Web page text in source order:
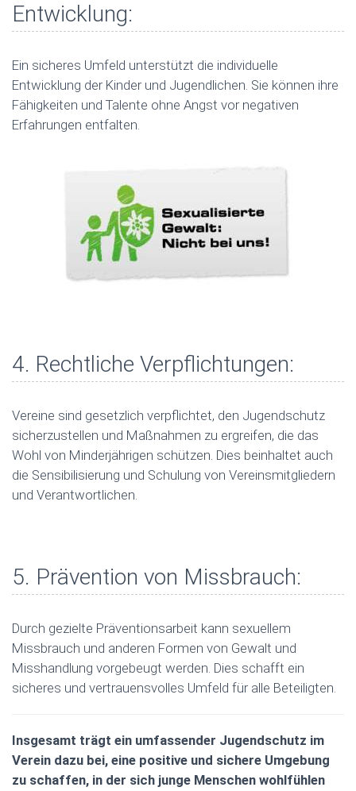
Entwicklung:
Ein sicheres Umfeld unterstützt die individuelle
Entwicklung der Kinder und Jugendlichen. Sie können ihre
Fähigkeiten und Talente ohne Angst vor negativen
Erfahrungen entfalten.
4. Rechtliche Verpflichtungen:
Vereine sind gesetzlich verpflichtet, den Jugendschutz
sicherzustellen und Maßnahmen zu ergreifen, die das
Wohl von Minderjährigen schützen. Dies beinhaltet auch
die Sensibilisierung und Schulung von Vereinsmitgliedern
und Verantwortlichen.
5. Prävention von Missbrauch:
Durch gezielte Präventionsarbeit kann sexuellem
Missbrauch und anderen Formen von Gewalt und
Misshandlung vorgebeugt werden. Dies schafft ein
sicheres und vertrauensvolles Umfeld für alle Beteiligten.
Insgesamt trägt ein umfassender Jugendschutz im
Verein dazu bei, eine positive und sichere Umgebung
zu schaffen, in der sich junge Menschen wohlfühlen